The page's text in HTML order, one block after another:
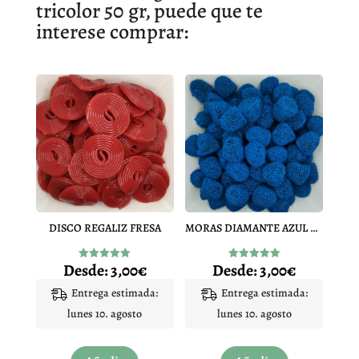
tricolor 50 gr, puede que te
interese comprar:
DISCO REGALIZ FRESA
Valorado
con
de 5
Desde:3,00€
Entrega estimada:
lunes 10. agosto
MORAS DIAMANTE AZUL PINTALENGUA
Valorado
con
de 5
Desde:3,00€
Entrega estimada:
lunes 10. agosto